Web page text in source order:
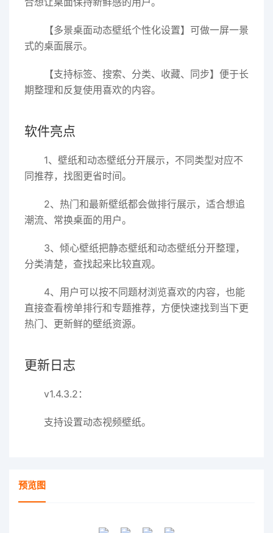
【多景桌面动态壁纸个性化设置】可做一屏一景
式的桌面展示。
【支持标签、搜索、分类、收藏、同步】便于长
期整理和反复使用喜欢的内容。
软件亮点
1、壁纸和动态壁纸分开展示，不同类型对应不
同推荐，找图更省时间。
2、热门和最新壁纸都会做排行展示，适合想追
潮流、常换桌面的用户。
3、倾心壁纸把静态壁纸和动态壁纸分开整理，
分类清楚，查找起来比较直观。
4、用户可以按不同题材浏览喜欢的内容，也能
直接查看榜单排行和专题推荐，方便快速找到当下更
热门、更新鲜的壁纸资源。
更新日志
v1.4.3.2：
支持设置动态视频壁纸。
预览图